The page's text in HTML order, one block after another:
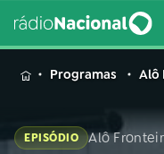
MENUProgramas Alô
EPISÓDIO Alô